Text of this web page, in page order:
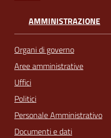
AMMINISTRAZIONE
Organi di governo
Aree amministrative
Uffici
Politici
Personale Amministrativo
Documenti e dati